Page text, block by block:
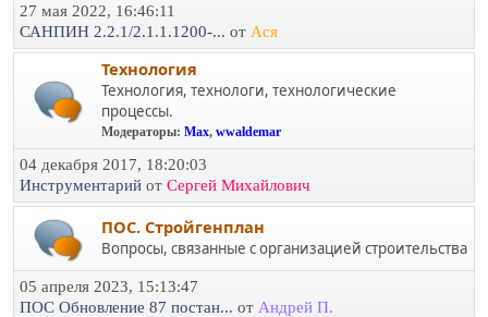
27 мая 2022, 16:46:11
САНПИН 2.2.1/2.1.1.1200-... от Ася
Технология
Технология, технологи, технологические
процессы.
Модераторы: Max, wwaldemar
04 декабря 2017, 18:20:03
Инструментарий от Сергей Михайлович
ПОС. Стройгенплан
Вопросы, связанные с организацией строительства
05 апреля 2023, 15:13:47
ПОС Обновление 87 постан... от Андрей П.